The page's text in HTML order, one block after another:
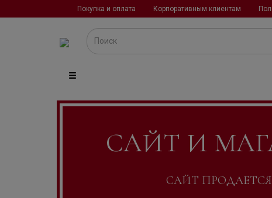
Покупка и оплата Корпоративным клиентам
САЙТ И
САЙТ